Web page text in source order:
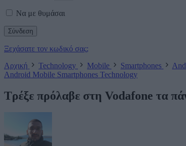
Να με θυμάσαι
Ξεχάσατε τον κωδικό σας;
Αρχική
Technology Mobile Smartphones
Android Mobile Smartphones Technology
Τρέξε πρόλαβε στη Vodafone τα